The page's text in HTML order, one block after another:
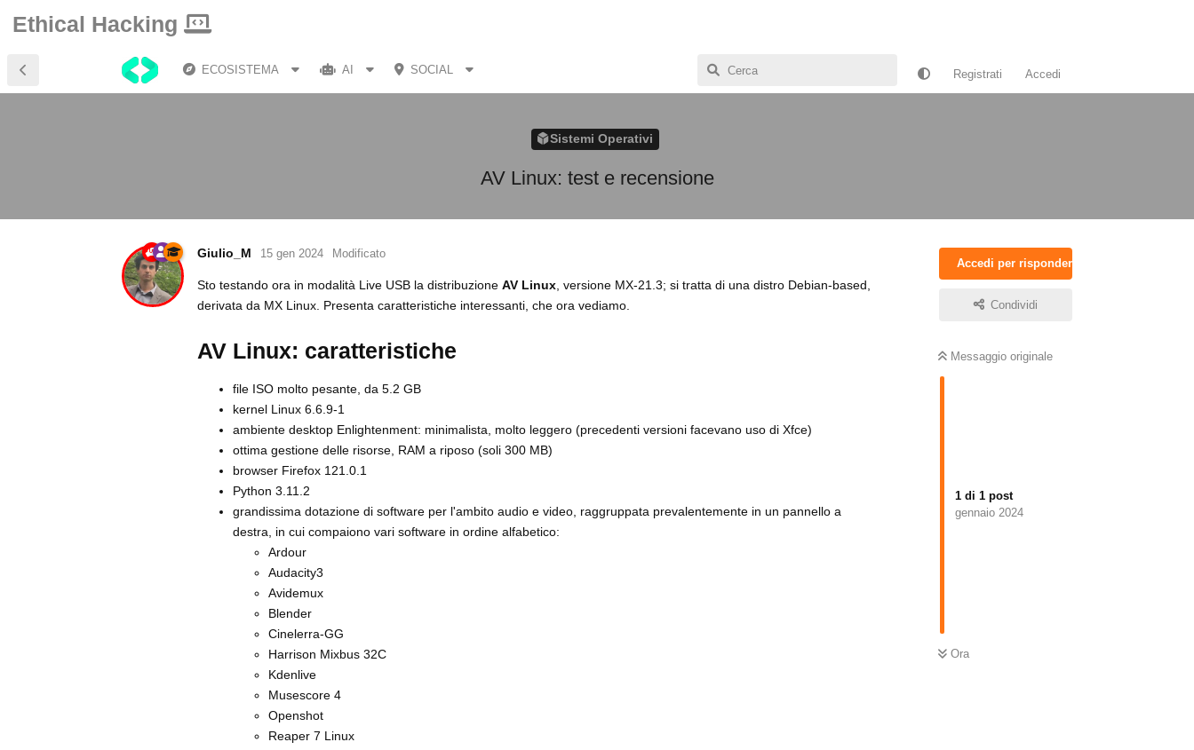
Ethical Hacking
ECOSISTEMA AI SOCIAL Registrati Accedi
Sistemi Operativi
AV Linux: test e recensione
Accedi per rispondere
Condividi
Messaggio originale
1 di 1 post
gennaio 2024
Ora
Giulio_M 15 gen 2024 Modificato
Sto testando ora in modalità Live USB la distribuzione AV Linux , versione MX-21.3; si tratta di una distro Debian-based,
derivata da MX Linux. Presenta caratteristiche interessanti, che ora vediamo.
AV Linux: caratteristiche
file ISO molto pesante, da 5.2 GB
kernel Linux 6.6.9-1
ambiente desktop Enlightenment: minimalista, molto leggero (precedenti versioni facevano uso di Xfce)
ottima gestione delle risorse, RAM a riposo (soli 300 MB)
browser Firefox 121.0.1
Python 3.11.2
grandissima dotazione di software per l'ambito audio e video, raggruppata prevalentemente in un pannello a
destra, in cui compaiono vari software in ordine alfabetico:
Ardour
Audacity3
Avidemux
Blender
Cinelerra-GG
Harrison Mixbus 32C
Kdenlive
Musescore 4
Openshot
Reaper 7 Linux